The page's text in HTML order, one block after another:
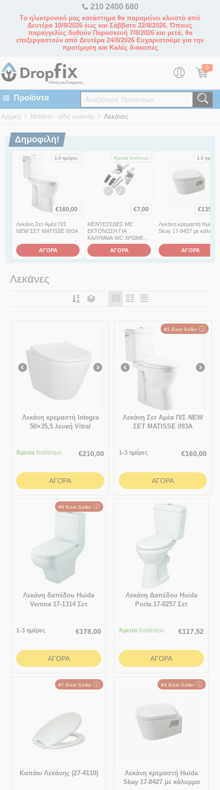
210 2400 680
Tο ηλεκτρονικό μας κατάστημα θα παραμείνει κλειστό από
Δευτέρα 10/8/2026 έως και Σάββατο 22/8/2026. Όποιες
παραγγελίες δοθούν Παρασκευή 7/8/2026 και μετά, θα
επεξεργαστούν από Δευτέρα 24/8/2026 Ευχαριστούμε για την
προτίμηση και Καλές διακοπές
0
Αρχική / Μπάνιο - είδη υγιεινής / Λεκάνες
Δημοφιλή!
1-3 ημέρες
€160,00
Λεκάνη Σετ Αμέα Π/Σ
NEW ΣΕΤ MATISSE 093A
ΑΓΟΡΑ
Άμεσα διαθέσιμο
€7,00
ΜΕΝΤΕΣΕΔΕΣ ΜΕ
ΕΚΤΟΝΩΣΗ ΓΙΑ
ΚΑΛΥΜΜΑ WC ΧΡΩΜΕ
ΜΕ ΒΙΔΕΣ ΓΑΛΒΑΝΙΖΕ
(11070)
ΑΓΟΡΑ
1-3 ημέρες
€135,00
Λεκάνη κρεμαστή Huida
Skay 17-8427 με
ΑΓΟΡΑ
Λεκάνες
Λεκάνη κρεμαστή Integra
50×35,5 λευκή Vitral
Άμεσα διαθέσιμο €210,00
ΑΓΟΡΆ
#1 Best Seller ⓘ
Λεκάνη Σετ Αμέα Π/Σ NEW
ΣΕΤ MATISSE 093A
1-3 ημέρες €160,00
ΑΓΟΡΆ
#9 Best Seller ⓘ
Λεκάνη δαπέδου Huida
Verona 17-1314 Σετ
1-3 ημέρες €178,00
ΑΓΟΡΆ
Λεκάνη Δαπέδου Huida
Porta 17-0257 Σετ
Άμεσα διαθέσιμο €117,52
ΑΓΟΡΆ
#7 Best Seller ⓘ
Καπάκι Λεκάνης (27-4110)
#3 Best Seller ⓘ
Λεκάνη κρεμαστή Huida
Skay 17-8427 με κάλυμμα